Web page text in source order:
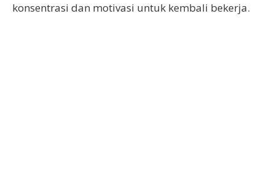
konsentrasi dan motivasi untuk kembali bekerja.